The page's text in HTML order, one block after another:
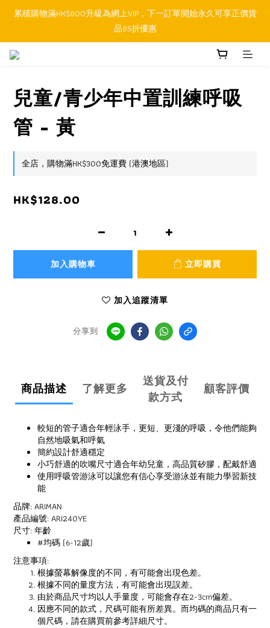
順豐香港SFHK APP取件通知功能將取代SMS短訊
累積購物滿HK$800升級為網上VIP，下一訂單開始永久可享正價貨
品85折優惠
順豐香港SFHK APP取件通知功能將取代SMS短訊
兒童/青少年中置訓練呼吸
管 - 黃
全店，購物滿HK$300免運費 (港澳地區)
HK$128.00
加入購物車 立即購買
加入追蹤清單
分享到
商品描述 了解更多
送貨及付
款方式
顧客評價
較短的管子適合年輕泳手，更短、更淺的呼吸，令他們能夠
自然地吸氣和呼氣
簡約設計舒適穩定
小巧舒適的吹嘴尺寸適合年幼兒童，高品質矽膠，配戴舒適
使用呼吸管游泳可以讓您有信心享受游泳並有能力學習新技
能
品牌: ARIMAN
產品編號: ARI240YE
尺寸: 年齡
#均碼 (6-12歲)
注意事項:
根據螢幕解像度的不同，有可能會出現色差。
根據不同的量度方法，有可能會出現誤差。
由於商品尺寸均以人手量度，可能會存在2-3cm偏差。
因應不同的款式，尺碼可能有所差異。而均碼的商品只有一
個尺碼，請在購買前參考詳細尺寸。